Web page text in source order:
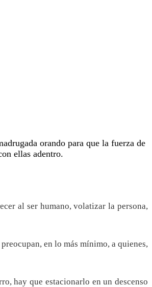
orando para que la fuerza de
ellas adentro.
al ser humano, volatizar la persona,
en lo más mínimo, a quienes,
hay que estacionarlo en un descenso